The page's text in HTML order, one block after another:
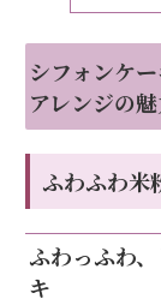
シフォンケ
アレンジの
ふわふわ米
ふわっふわ
キ